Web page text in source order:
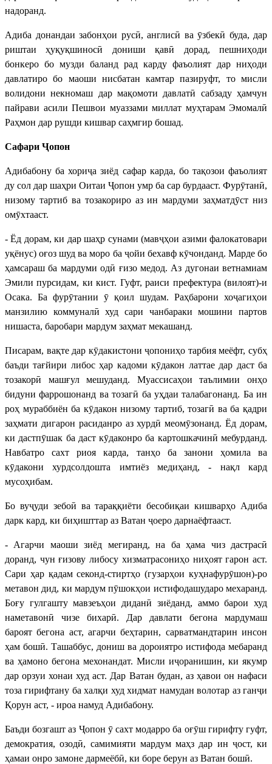
надоранд.
Адиба донандаи забонҳои русӣ, англисӣ ва ӯзбекӣ буда, дар
риштаи ҳуқуқшиносӣ дониши қавӣ дорад, пешниҳоди
бонкеро бо музди баланд рад карду фаъолият дар ниҳоди
давлатиро бо маоши нисбатан камтар пазируфт, то мисли
волидони некномаш дар мақомоти давлатӣ сабзаду ҳамчун
пайрави асили Пешвои муаззами миллат муҳтарам Эмомалӣ
Раҳмон дар рушди кишвар саҳмгир бошад.
Сафари Ҷопон
Адибабону ба хориҷа зиёд сафар карда, бо тақозои фаъолият
ду сол дар шаҳри Оитаи Ҷопон умр ба сар бурдааст. Фурӯтанӣ,
низому тартиб ва тозакориро аз ин мардуми заҳматдӯст низ
омӯхтааст.
- Ёд дорам, ки дар шаҳр сунами (мавҷҳои азими фалокатовари
уқёнус) оғоз шуд ва моро ба ҷойи бехавф кӯчонданд. Марде бо
ҳамсараш ба мардуми одӣ ғизо медод. Аз дугонаи ветнамиам
Эмили пурсидам, ки кист. Гуфт, раиси префектура (вилоят)-и
Осака. Ба фурӯтании ӯ қоил шудам. Раҳбарони хоҷагиҳои
манзилию коммуналӣ худ сари чанбараки мошини партов
нишаста, баробари мардум заҳмат мекашанд.
Писарам, вақте дар кӯдакистони ҷопониҳо тарбия меёфт, субҳ
баъди тағйири либос ҳар кадоми кӯдакон латтае дар даст ба
тозакорӣ машғул мешуданд. Муассисаҳои таълимии онҳо
бидуни фаррошонанд ва тозагӣ ба уҳдаи талабагонанд. Ба ин
роҳ мураббиён ба кӯдакон низому тартиб, тозагӣ ва ба қадри
заҳмати дигарон расиданро аз хурдӣ меомӯзонанд. Ёд дорам,
ки дастпӯшак ба даст кӯдаконро ба картошкачинӣ мебурданд.
Навбатро сахт риоя карда, танҳо ба занони ҳомила ва
кӯдакони хурдсолдошта имтиёз медиҳанд, - нақл кард
мусоҳибам.
Бо вуҷуди зебоӣ ва тараққиёти бесобиқаи кишварҳо Адиба
дарк кард, ки биҳишттар аз Ватан ҷоеро дарнаёфтааст.
- Агарчи маоши зиёд мегиранд, на ба ҳама чиз дастрасӣ
доранд, чун ғизову либосу хизматрасониҳо ниҳоят гарон аст.
Сари ҳар қадам секонд-стиртҳо (гузарҳои куҳнафурӯшон)-ро
метавон дид, ки мардум пӯшокҳои истифодашударо мехаранд.
Боғу гулгашту мавзеъҳои диданӣ зиёданд, аммо барои худ
наметавонӣ чизе бихарӣ. Дар давлати бегона мардумаш
бароят бегона аст, агарчи беҳтарин, сарватмандтарин инсон
ҳам бошӣ. Ташаббус, дониш ва дороиятро истифода мебаранд
ва ҳамоно бегона мехонандат. Мисли иҷоранишин, ки якумр
дар орзуи хонаи худ аст. Дар Ватан будан, аз ҳавои он нафаси
тоза гирифтану ба халқи худ хидмат намудан волотар аз ганҷи
Қорун аст, - ироа намуд Адибабону.
Баъди бозгашт аз Ҷопон ӯ сахт модарро ба оғӯш гирифту гуфт,
демократия, озодӣ, самимияти мардум маҳз дар ин ҷост, ки
ҳамаи онро замоне дармеёбӣ, ки боре берун аз Ватан бошӣ.